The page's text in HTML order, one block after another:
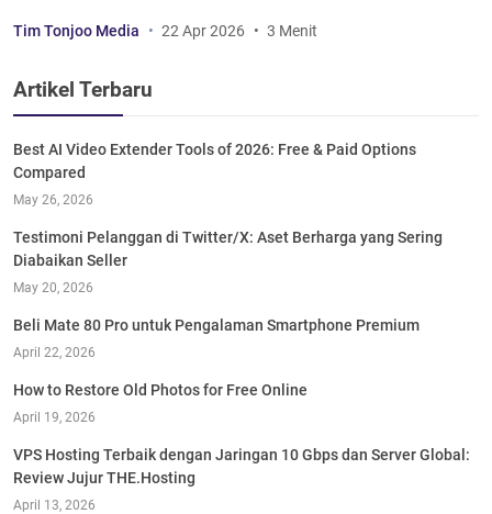
Tim Tonjoo Media 22 Apr 2026 3 Menit
Artikel Terbaru
Best AI Video Extender Tools of 2026: Free & Paid Options
Compared
May 26, 2026
Testimoni Pelanggan di Twitter/X: Aset Berharga yang Sering
Diabaikan Seller
May 20, 2026
Beli Mate 80 Pro untuk Pengalaman Smartphone Premium
April 22, 2026
How to Restore Old Photos for Free Online
April 19, 2026
VPS Hosting Terbaik dengan Jaringan 10 Gbps dan Server Global:
Review Jujur THE.Hosting
April 13, 2026